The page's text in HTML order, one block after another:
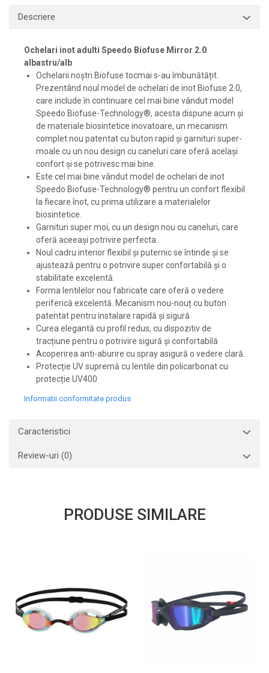
Descriere
Ochelari inot adulti Speedo Biofuse Mirror 2.0
albastru/alb
Ochelarii noștri Biofuse tocmai s-au îmbunătățit.
Prezentând noul model de ochelari de inot Biofuse 2.0,
care include în continuare cel mai bine vândut model
Speedo Biofuse-Technology®, acesta dispune acum și
de materiale biosintetice inovatoare, un mecanism
complet nou patentat cu buton rapid și garnituri super-
moale cu un nou design cu caneluri care oferă același
confort și se potrivesc mai bine.
Este cel mai bine vândut model de ochelari de inot
Speedo Biofuse-Technology® pentru un confort flexibil
la fiecare înot, cu prima utilizare a materialelor
biosintetice.
Garnituri super moi, cu un design nou cu caneluri, care
oferă aceeași potrivire perfecta.
Noul cadru interior flexibil și puternic se întinde și se
ajustează pentru o potrivire super confortabilă și o
stabilitate excelentă.
Forma lentilelor nou fabricate care oferă o vedere
periferică excelentă. Mecanism nou-nouț cu buton
patentat pentru instalare rapidă și sigură
Curea elegantă cu profil redus, cu dispozitiv de
tracțiune pentru o potrivire sigură și confortabilă
Acoperirea anti-aburire cu spray asigură o vedere clară.
Protecție UV supremă cu lentile din policarbonat cu
protecție UV400
Informatii conformitate produs
Caracteristici
Review-uri (0)
PRODUSE SIMILARE